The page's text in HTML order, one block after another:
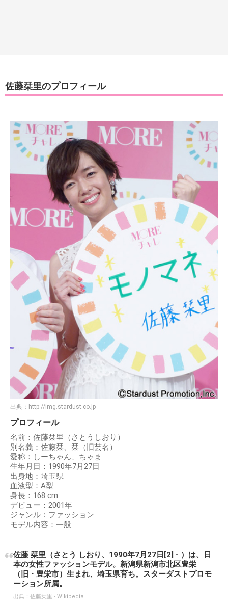
佐藤栞里のプロフィール
出典： http://img.stardust.co.jp
プロフィール
名前：佐藤栞里（さとうしおり）
別名義：佐藤栞、栞（旧芸名）
愛称：しーちゃん、ちゃま
生年月日：1990年7月27日
出身地：埼玉県
血液型：A型
身長：168 cm
デビュー：2001年
ジャンル：ファッション
モデル内容：一般
佐藤 栞里（さとう しおり、1990年7月27日[2] - ）は、日
本の女性ファッションモデル。新潟県新潟市北区豊栄
（旧・豊栄市）生まれ、埼玉県育ち。スターダストプロモ
ーション所属。
出典： 佐藤栞里 - Wikipedia